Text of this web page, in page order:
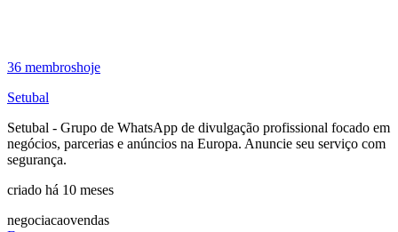
36 membroshoje
Setubal
Setubal - Grupo de WhatsApp de divulgação profissional focado em
negócios, parcerias e anúncios na Europa. Anuncie seu serviço com
segurança.
criado há 10 meses
negociacaovendas